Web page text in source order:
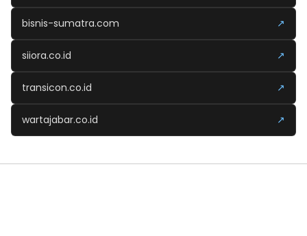
bisnis-sumatra.com ↗
siiora.co.id ↗
transicon.co.id ↗
wartajabar.co.id ↗